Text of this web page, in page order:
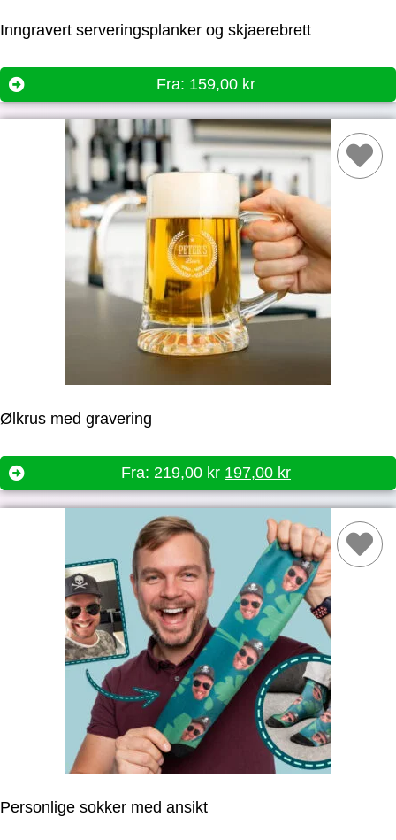
Inngravert serveringsplanker og skjaerebrett
Fra: 159,00 kr
Ølkrus med gravering
Fra: 219,00kr 197,00 kr
Personlige sokker med ansikt